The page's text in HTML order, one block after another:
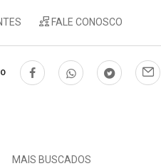
FALE CONOSCO
MAIS BUSCADOS